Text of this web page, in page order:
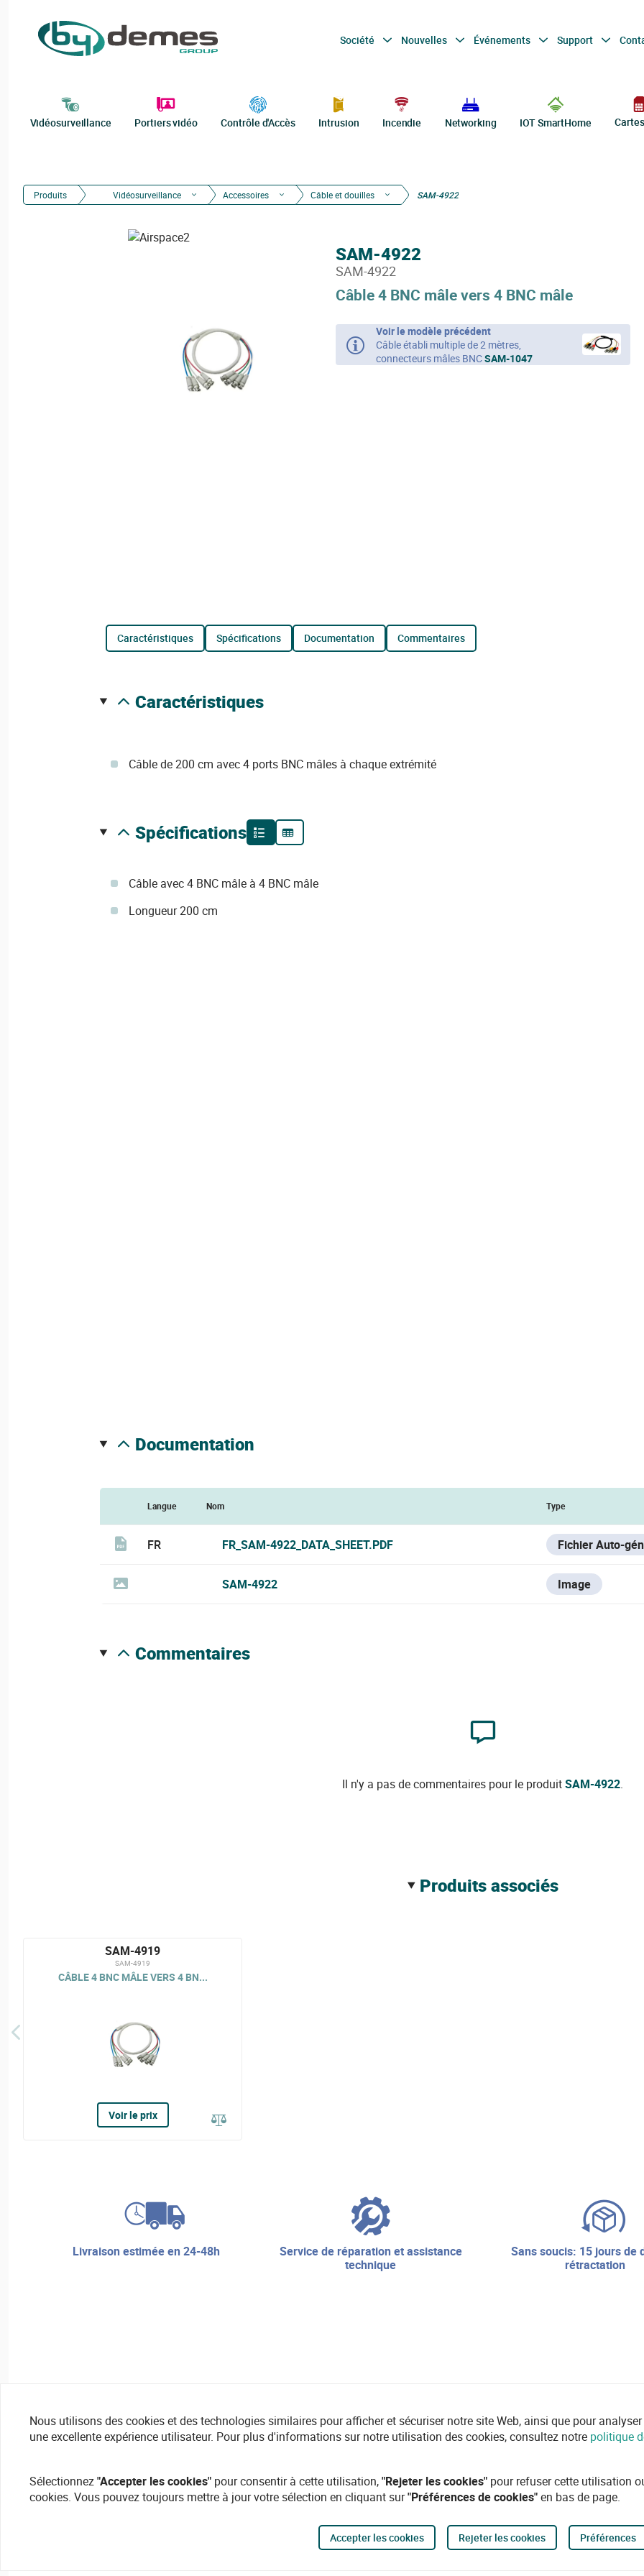
Société Nouvelles Événements Support
Vidéosurveillance Portiers vidéo Contrôle d'Accès Intrusion Incendie Networking IOT SmartHome
Produits Vidéosurveillance Accessoires Câble et douilles SAM-4922
Câble 4 BNC mâle vers 4 BNC mâle
SAM-4922
SAM-4922
Voir le modèle précédent
Câble établi multiple de 2 mètres,
connecteurs mâles BNCSAM-1047
caractéristiques spécifications documentation commentaires
caractéristiques
Câble de 200 cm avec 4 ports BNC mâles à chaque extrémité
spécifications
Câble avec 4 BNC mâle à 4 BNC mâle
Longueur 200 cm
documentation
Langue Nom Type
FR FR_SAM-4922_DATA_SHEET.PDF Fichier Auto-
SAM-4922 Image
commentaires
Il n'y a pas de commentaires pour le produitSAM-4922.
produits associés
SAM-4919
SAM-4919
CÂBLE 4 BNC MÂLE VERS 4 BN...
Voir le prix
livraison estimée en 24-48h
service de réparation et assistance
technique
sans soucis: 15 jours de droit de
rétractation
Nous utilisons des cookies et des technologies similaires pour afficher et sécuriser notre site Web, ainsi que pour
une excellente expérience utilisateur. Pour plus d'informations sur notre utilisation des cookies, consultez notre politique
Sélectionnez"Accepter les cookies" pour consentir à cette utilisation,"Rejeter les cookies" pour refuser cette utilisation
cookies. Vous pouvez toujours mettre à jour votre sélection en cliquant sur"Préférences de cookies"en bas de page.
Accepter les cookies Rejeter les cookies Préférences